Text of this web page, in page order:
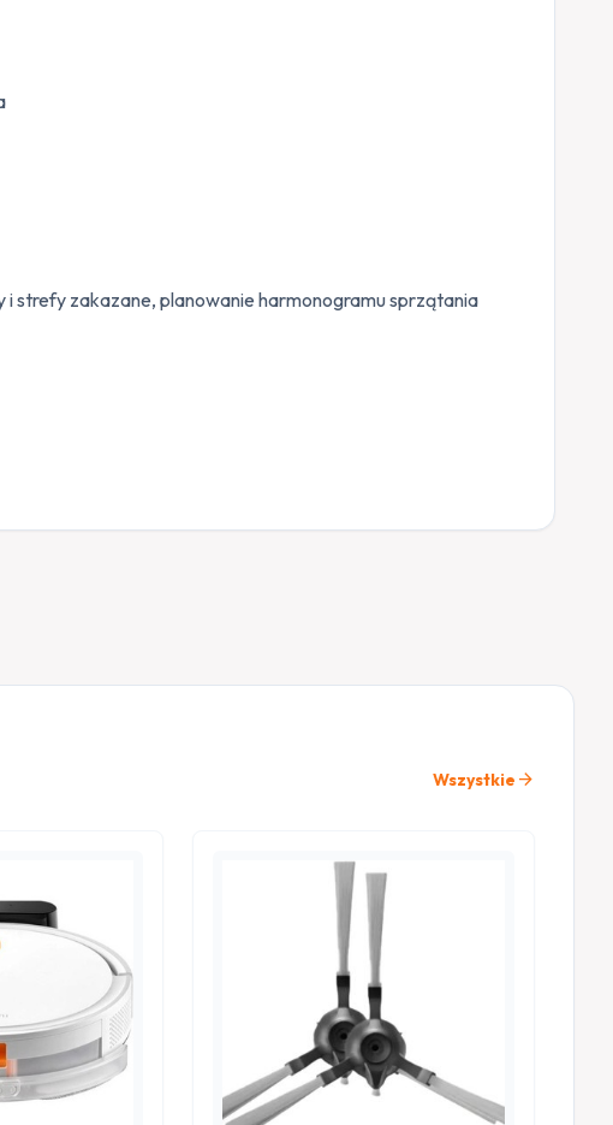
strefy zakazane, planowanie harmonogramu sprzątania
Wszystkie arrow_forward